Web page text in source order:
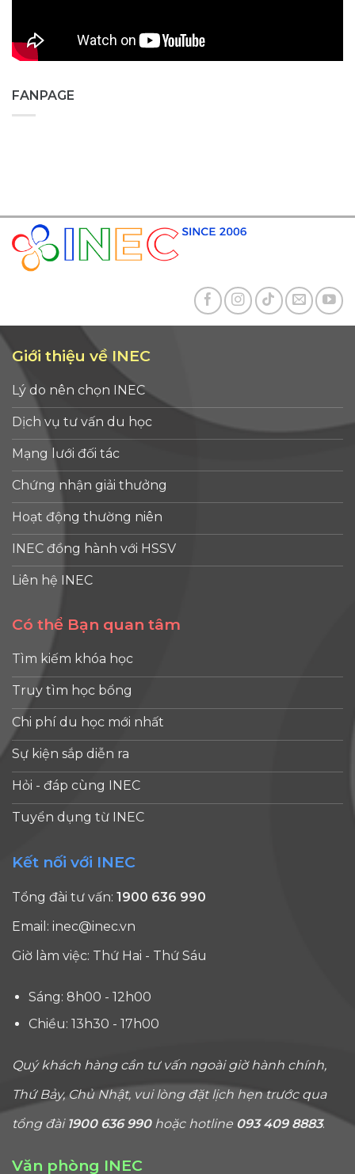
FANPAGE
Giới thiệu về INEC
Lý do nên chọn INEC
Dịch vụ tư vấn du học
Mạng lưới đối tác
Chứng nhận giải thưởng
Hoạt động thường niên
INEC đồng hành với HSSV
Liên hệ INEC
Có thể Bạn quan tâm
Tìm kiếm khóa học
Truy tìm học bổng
Chi phí du học mới nhất
Sự kiện sắp diễn ra
Hỏi - đáp cùng INEC
Tuyển dụng từ INEC
Kết nối với INEC
Tổng đài tư vấn: 1900 636 990
Email: inec@inec.vn
Giờ làm việc: Thứ Hai - Thứ Sáu
Sáng: 8h00 - 12h00
Chiều: 13h30 - 17h00
Quý khách hàng cần tư vấn ngoài giờ hành chính,
Thứ Bảy, Chủ Nhật, vui lòng đặt lịch hẹn trước qua
tổng đài 1900 636 990hoặc hotline 093 409 8883.
Văn phòng INEC